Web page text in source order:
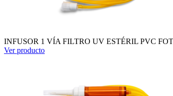
INFUSOR 1 VÍA FILTRO UV ESTÉRIL PVC
Ver producto